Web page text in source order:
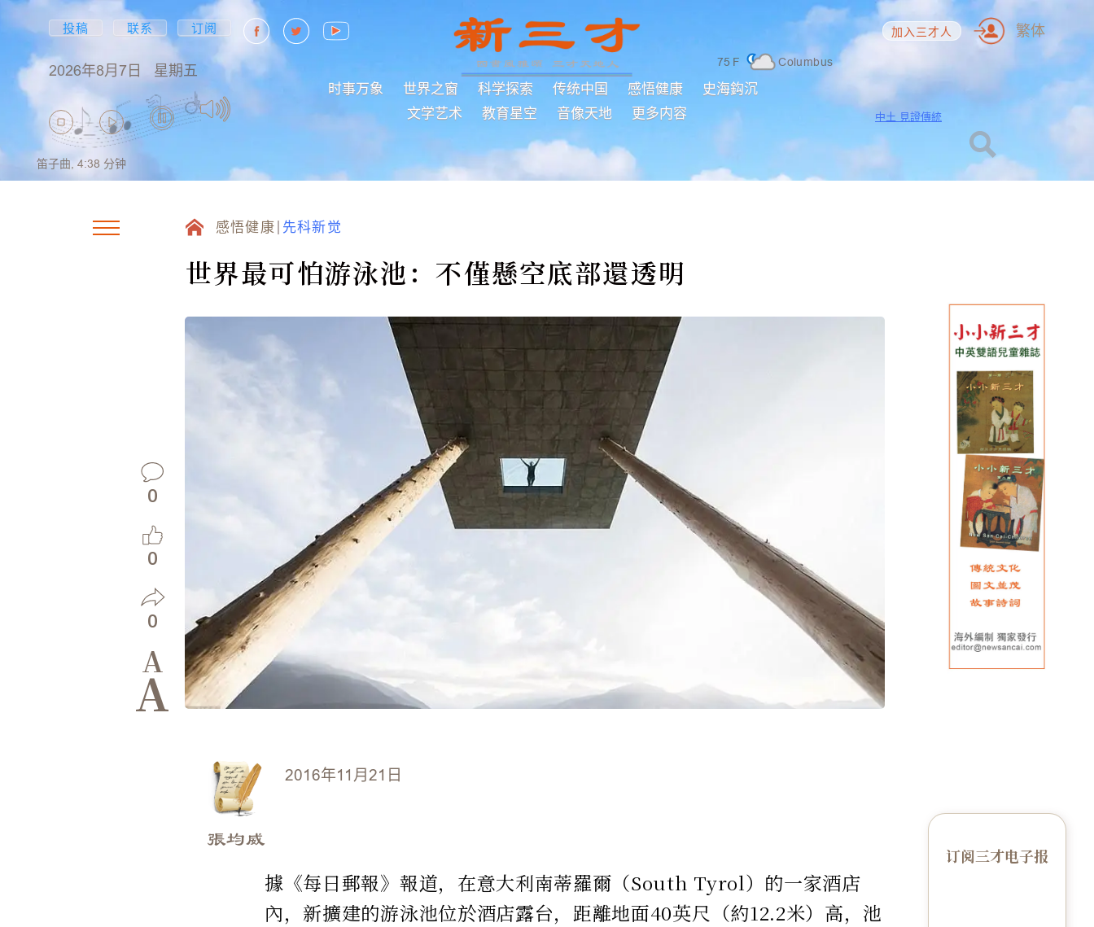
投稿 联系 订阅
2026年8月7日 星期五 75 F Columbus
时事万象 世界之窗 科学探索 传统中国 感悟健康
史海鈎沉
文学艺术
教育星空 音像天地 更多内容
加入三才人 繁体
中土 見證傳統
笛子曲, 4:38 分钟
感悟健康 先科新觉
世界最可怕游泳池：不僅懸空底部還透明
0
0
0
A
A
2016年11月21日
張均威
據《每日郵報》報道，在意大利南蒂羅爾（South Tyrol）的一家酒店
內，新擴建的游泳池位於酒店露台，距離地面40英尺（約12.2米）高，池
订阅三才电子报